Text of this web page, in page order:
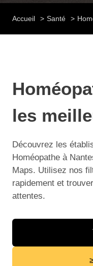
Accueil Santé
les
Découvrez les
Homéopathe à
Maps. Utilisez nos
rapidement et
attentes.